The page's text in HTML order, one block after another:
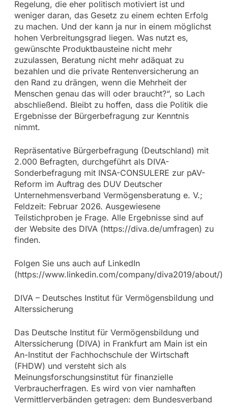
Regelung, die eher politisch motiviert ist und
weniger daran, das Gesetz zu einem echten Erfolg
zu machen. Und der kann ja nur in einem möglichst
hohen Verbreitungsgrad liegen. Was nutzt es,
gewünschte Produktbausteine nicht mehr
zuzulassen, Beratung nicht mehr adäquat zu
bezahlen und die private Rentenversicherung an
den Rand zu drängen, wenn die Mehrheit der
Menschen genau das will oder braucht?“, so Lach
abschließend. Bleibt zu hoffen, dass die Politik die
Ergebnisse der Bürgerbefragung zur Kenntnis
nimmt.
Repräsentative Bürgerbefragung (Deutschland) mit
2.000 Befragten, durchgeführt als DIVA-
Sonderbefragung mit INSA-CONSULERE zur pAV-
Reform im Auftrag des DUV Deutscher
Unternehmensverband Vermögensberatung e. V.;
Feldzeit: Februar 2026. Ausgewiesene
Teilstichproben je Frage. Alle Ergebnisse sind auf
der Website des DIVA (https://diva.de/umfragen) zu
finden.
Folgen Sie uns auch auf LinkedIn
(https://www.linkedin.com/company/diva2019/about/)
DIVA – Deutsches Institut für Vermögensbildung und
Alterssicherung
Das Deutsche Institut für Vermögensbildung und
Alterssicherung (DIVA) in Frankfurt am Main ist ein
An-Institut der Fachhochschule der Wirtschaft
(FHDW) und versteht sich als
Meinungsforschungsinstitut für finanzielle
Verbraucherfragen. Es wird von vier namhaften
Vermittlerverbänden getragen: dem Bundesverband